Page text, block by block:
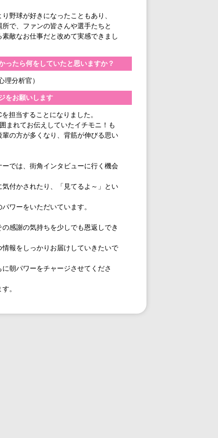
野球が好きになったこともあり、
で、ファンの皆さんや選手たちと
敵なお仕事だと改めて実感できまし
ったら何をしていたと思いますか？
理分析官）
をお願いします
担当することになりました。
まれてお伝えしていたイチモニ！も
の方が多くなり、背筋が伸びる思い
では、街角インタビューに行く機会
付かされたり、「見てるよ～」とい
ワーをいただいています。
感謝の気持ちを少しでも恩返しでき
報をしっかりお届けしていきたいで
朝パワーをチャージさせてくださ
。